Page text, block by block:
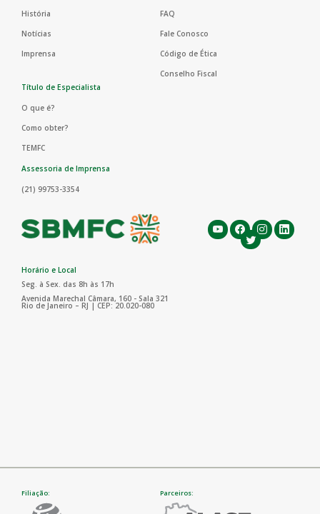
História
Notícias
Imprensa
FAQ
Fale Conosco
Código de Ética
Conselho Fiscal
Título de Especialista
O que é?
Como obter?
TEMFC
Assessoria de Imprensa
(21) 99753-3354
Horário e Local
Seg. à Sex. das 8h às 17h
Avenida Marechal Câmara, 160 - Sala 321
Rio de Janeiro – RJ | CEP: 20.020-080
Filiação: Parceiros: